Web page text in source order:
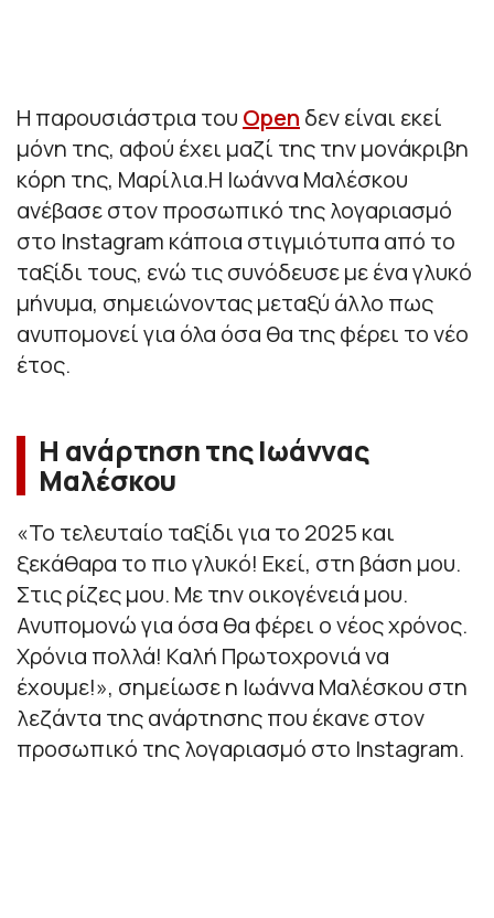
Η παρουσιάστρια του Open δεν είναι εκεί
μόνη της, αφού έχει μαζί της την μονάκριβη
κόρη της, Μαρίλια.Η Ιωάννα Μαλέσκου
ανέβασε στον προσωπικό της λογαριασμό
στο Instagram κάποια στιγμιότυπα από το
ταξίδι τους, ενώ τις συνόδευσε με ένα γλυκό
μήνυμα, σημειώνοντας μεταξύ άλλο πως
ανυπομονεί για όλα όσα θα της φέρει το νέο
έτος.
Η ανάρτηση της Ιωάννας
Μαλέσκου
«Το τελευταίο ταξίδι για το 2025 και
ξεκάθαρα το πιο γλυκό! Εκεί, στη βάση μου.
Στις ρίζες μου. Με την οικογένειά μου.
Ανυπομονώ για όσα θα φέρει ο νέος χρόνος.
Χρόνια πολλά! Καλή Πρωτοχρονιά να
έχουμε!», σημείωσε η Ιωάννα Μαλέσκου στη
λεζάντα της ανάρτησης που έκανε στον
προσωπικό της λογαριασμό στο Instagram.